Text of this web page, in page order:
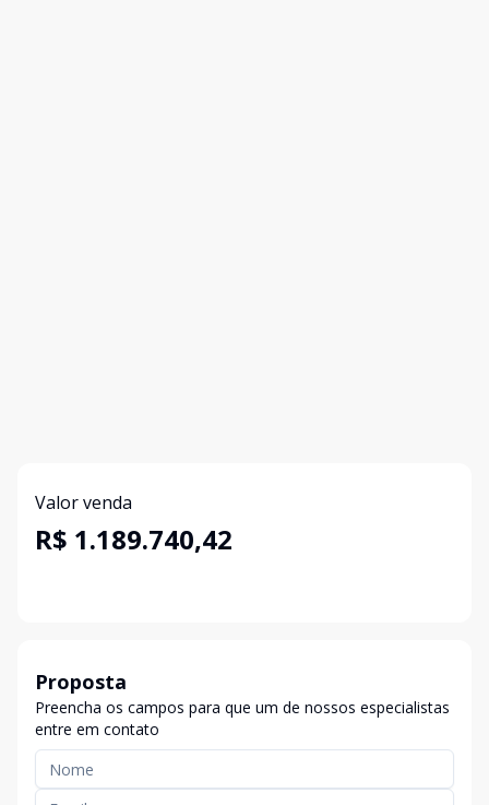
Valor venda
R$ 1.189.740,42
Proposta
Preencha os campos para que um de nossos especialistas
entre em contato